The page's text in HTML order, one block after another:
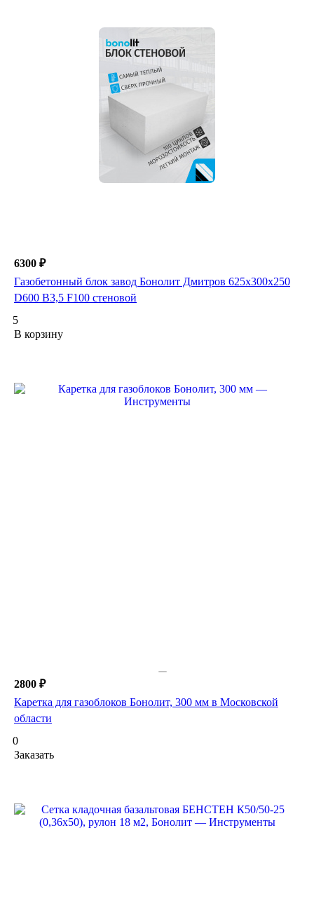
6300 ₽
Газобетонный блок завод Бонолит Дмитров 625х300х250
D600 В3,5 F100 стеновой
5
В корзину
2800 ₽
Каретка для газоблоков Бонолит, 300 мм в Московской
области
0
Заказать